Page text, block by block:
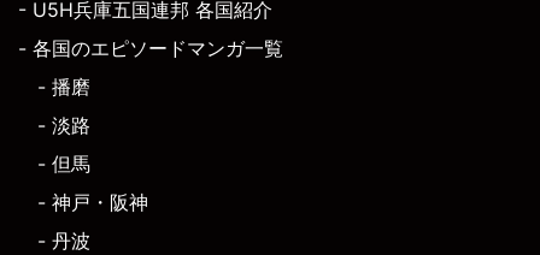
- U5H兵庫五国連邦 各国紹介
- 各国のエピソードマンガ一覧
- 播磨
- 淡路
- 但馬
- 神戸・阪神
- 丹波